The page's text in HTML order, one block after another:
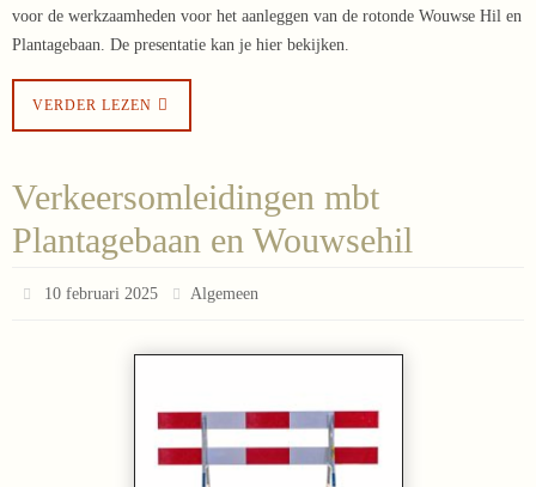
voor de werkzaamheden voor het aanleggen van de rotonde Wouwse Hil en
Plantagebaan. De presentatie kan je hier bekijken.
VERDER LEZEN
Verkeersomleidingen mbt
Plantagebaan en Wouwsehil
10 februari 2025 Algemeen